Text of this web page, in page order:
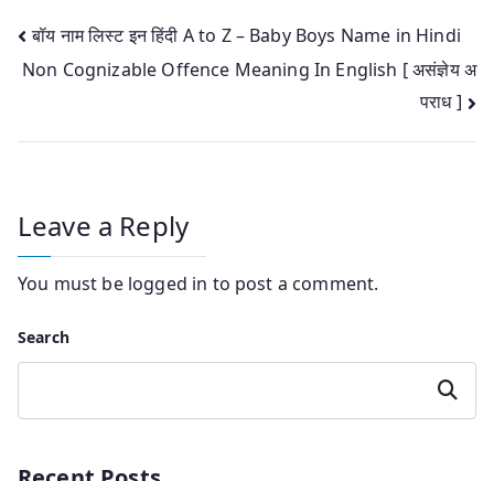
Post
navigation
बॉय नाम लिस्ट इन हिंदी A to Z – Baby Boys Name in Hindi
Non Cognizable Offence Meaning In English [ असंज्ञेय अ
पराध ]
Leave a Reply
You must be logged in to post a comment.
Search
Search